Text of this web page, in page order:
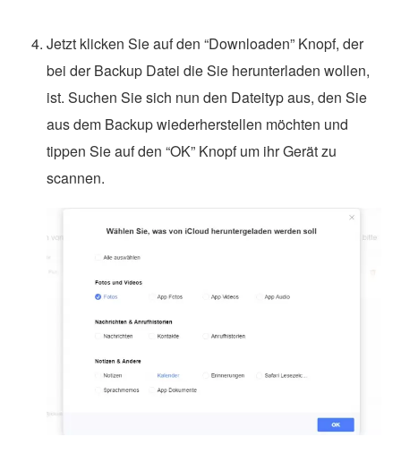
Jetzt klicken Sie auf den “Downloaden” Knopf, der
bei der Backup Datei die Sie herunterladen wollen,
ist. Suchen Sie sich nun den Dateityp aus, den Sie
aus dem Backup wiederherstellen möchten und
tippen Sie auf den “OK” Knopf um ihr Gerät zu
scannen.